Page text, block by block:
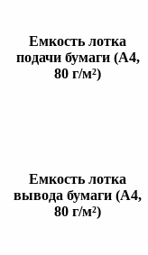
Емкость лотка
подачи бумаги (A4,
80 г/м²)
Емкость лотка
вывода бумаги (A4,
80 г/м²)